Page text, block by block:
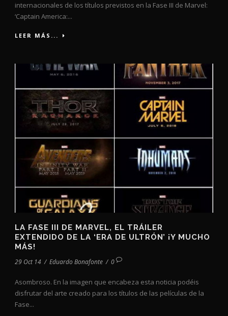
internacionales de los títulos previstos en la Fase III de Marvel:
‘Captain America:...
LEER MÁS...
LA FASE III DE MARVEL, EL TRÁILER
EXTENDIDO DE LA ‘ERA DE ULTRÓN’ ¡Y MUCHO
MÁS!
29 Oct 14 / Eduardo Bonafonte / 0
Asombroso. En la imagen que encabeza esta noticia podéis
disfrutar del arte creado para los títulos de las películas de la
Fase...